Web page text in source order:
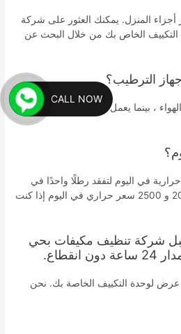
أجزاء المنزل. يمكنك العثور على شركة
التكييف الخاص بك من خلال البحث عن
الترطيب؟
، بينما يعمل مكيف الهواء على
حرق 3500 سعرة حرارية في اليوم لتفقد رطلًا واحدًا في
اليوم ، وتحتاج إلى ما بين 2000 و 2500 سعر حراري في اليوم إذا كنت
شركة تنظيف مكيفات بحي
لوحدة التكييف الخاصة بك. نحن
CALL NOW